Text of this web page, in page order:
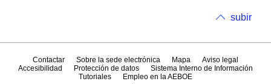
subir
Contactar Sobre la sede electrónica Mapa
Aviso legal
Accesibilidad
Protección de datos
Sistema Interno de Información
Tutoriales
Empleo en la AEBOE